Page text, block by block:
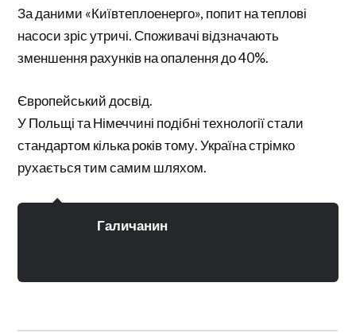
За даними «Київтеплоенерго», попит на теплові
насоси зріс утричі. Споживачі відзначають
зменшення рахунків на опалення до 40%.
Європейський досвід.
У Польщі та Німеччині подібні технології стали
стандартом кілька років тому. Україна стрімко
рухається тим самим шляхом.
Галичанин